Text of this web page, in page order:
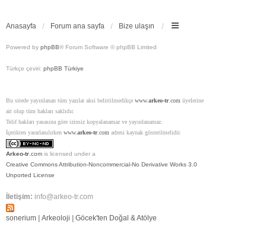
Anasayfa Forum ana sayfa Bize ulaşın
Powered by phpBB® Forum Software © phpBB Limited
Türkçe çeviri: phpBB Türkiye
Bu sitede yayınlanan tüm yazılar aksi belirtilmedikçe www.arkeo-tr.com üyelerine
ait olup tüm hakları saklıdır.
Telif hakları yasasına göre izinsiz kopyalanamaz ve yayınlanamaz.
İçerikten yararlanılırken www.arkeo-tr.com adresi kaynak gösterilmelidir.
Arkeo-tr .com is licensed under a
Creative Commons Attribution-Noncommercial-No Derivative Works 3.0
Unported License
İletişim: info@arkeo-tr.com
sonerium Arkeoloji Göcek'ten Doğal & Atölye